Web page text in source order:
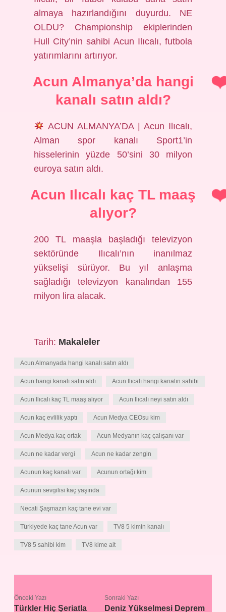
almaya hazırlandığını duyurdu. NE
OLDU? Championship ekiplerinden
Hull City’nin sahibi Acun Ilıcalı, futbola
yatırımlarını artırıyor.
Acun Almanya’da hangi
kanalı satın aldı?
ACUN ALMANYA’DA | Acun Ilıcalı,
Alman spor kanalı Sport1’in
hisselerinin yüzde 50’sini 30 milyon
euroya satın aldı.
Acun Ilıcalı kaç TL maaş
alıyor?
200 TL maaşla başladığı televizyon
sektöründe Ilıcalı’nın inanılmaz
yükselişi sürüyor. Bu yıl anlaşma
sağladığı televizyon kanalından 155
milyon lira alacak.
Tarih: Makaleler
Acun Almanyada hangi kanalı satın aldı
Acun hangi kanalı satın aldı Acun Ilıcalı hangi kanalın sahibi
Acun Ilıcalı kaç TL maaş alıyor Acun Ilıcalı neyi satın aldı
Acun kaç evlilik yaptı Acun Medya CEOsu kim
Acun Medya kaç ortak Acun Medyanın kaç çalışanı var
Acun ne kadar vergi Acun ne kadar zengin
Acunun kaç kanalı var Acunun ortağı kim
Acunun sevgilisi kaç yaşında
Necati Şaşmazın kaç tane evi var
Türkiyede kaç tane Acun var TV8 5 kimin kanalı
TV8 5 sahibi kim TV8 kime ait
Önceki Yazı
Türkler Hiç Şeriatla
Sonraki Yazı
Deniz Yükselmesi Deprem